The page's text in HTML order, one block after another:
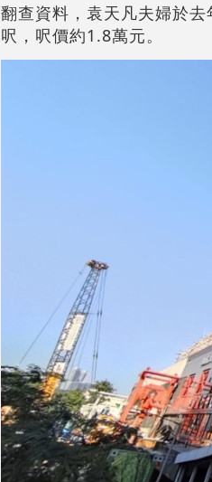
翻查資料，袁天凡夫婦於
呎，呎價約1.8萬元。